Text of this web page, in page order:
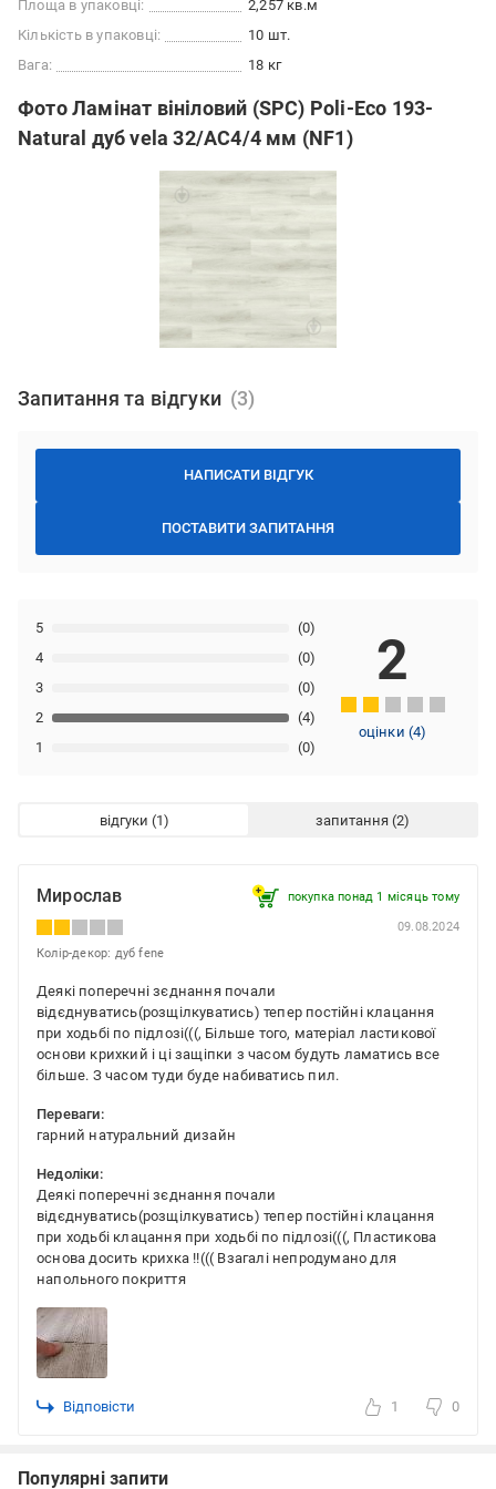
Площа в упаковці:
2,257 кв.м
Кількість в упаковці:
10 шт.
Вага:
18 кг
Фото Ламінат вініловий (SPC) Poli-Eco 193-
Natural дуб vela 32/АС4/4 мм (NF1)
Запитання та відгуки
НАПИСАТИ ВІДГУК
ПОСТАВИТИ ЗАПИТАННЯ
1 (0)
2 (4)
3 (0)
4 (0)
5 (0)
2
оцінки(4)
відгуки запитання
Мирослав покупка понад 1 місяць тому
09.08.2024
Колір-декор: дуб fene
Деякі поперечні зєднання почали
відєднуватись(розщілкуватись) тепер постійні клацання
при ходьбі по підлозі(((, Більше того, матеріал ластикової
основи крихкий і ці защіпки з часом будуть ламатись все
більше. З часом туди буде набиватись пил.
Переваги:
гарний натуральний дизайн
Недоліки:
Деякі поперечні зєднання почали
відєднуватись(розщілкуватись) тепер постійні клацання
при ходьбі клацання при ходьбі по підлозі(((, Пластикова
основа досить крихка !!((( Взагалі непродумано для
напольного покриття
Відповісти 1 0
Популярні запити